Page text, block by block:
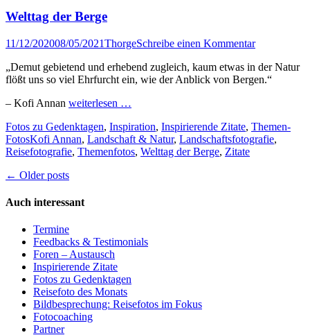
Welttag der Berge
Veröffentlicht
11/12/202008/05/2021Author
ThorgeSchreibe einen Kommentar
„Demut gebietend und erhebend zugleich, kaum etwas in der Natur
flößt uns so viel Ehrfurcht ein, wie der Anblick von Bergen.“
– Kofi Annan weiterlesen …
Kategorien
Fotos zu Gedenktagen, Inspiration, Inspirierende Zitate, Themen-
FotosTags
Kofi Annan, Landschaft & Natur, Landschaftsfotografie,
Reisefotografie, Themenfotos, Welttag der Berge, Zitate
Beitragsnavigation
← Older posts
Auch interessant
Termine
Feedbacks & Testimonials
Foren – Austausch
Inspirierende Zitate
Fotos zu Gedenktagen
Reisefoto des Monats
Bildbesprechung: Reisefotos im Fokus
Fotocoaching
Partner